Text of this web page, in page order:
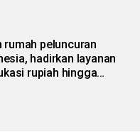
rumah peluncuran
hadirkan layanan
rupiah hingga